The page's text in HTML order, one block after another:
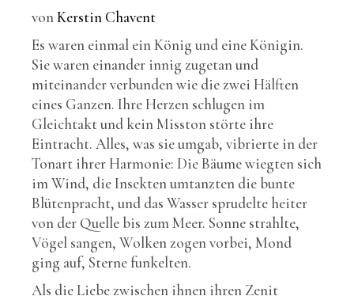
vonKerstin Chavent
Es waren einmal ein König und eine Königin.
Sie waren einander innig zugetan und
miteinander verbunden wie die zwei Hälften
eines Ganzen. Ihre Herzen schlugen im
Gleichtakt und kein Misston störte ihre
Eintracht. Alles, was sie umgab, vibrierte in der
Tonart ihrer Harmonie: Die Bäume wiegten sich
im Wind, die Insekten umtanzten die bunte
Blütenpracht, und das Wasser sprudelte heiter
von der Quelle bis zum Meer. Sonne strahlte,
Vögel sangen, Wolken zogen vorbei, Mond
ging auf, Sterne funkelten.
Als die Liebe zwischen ihnen ihren Zenit